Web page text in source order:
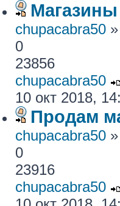
chupacabra50
0
23856
chupacabra50
10 окт 2018,
Продам
chupacabra50
0
23916
chupacabra50